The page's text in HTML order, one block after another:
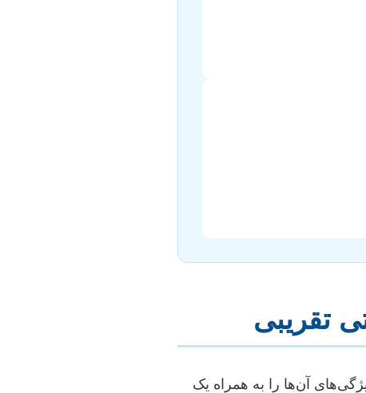
تقریبی
آن‌ها را به همراه یک